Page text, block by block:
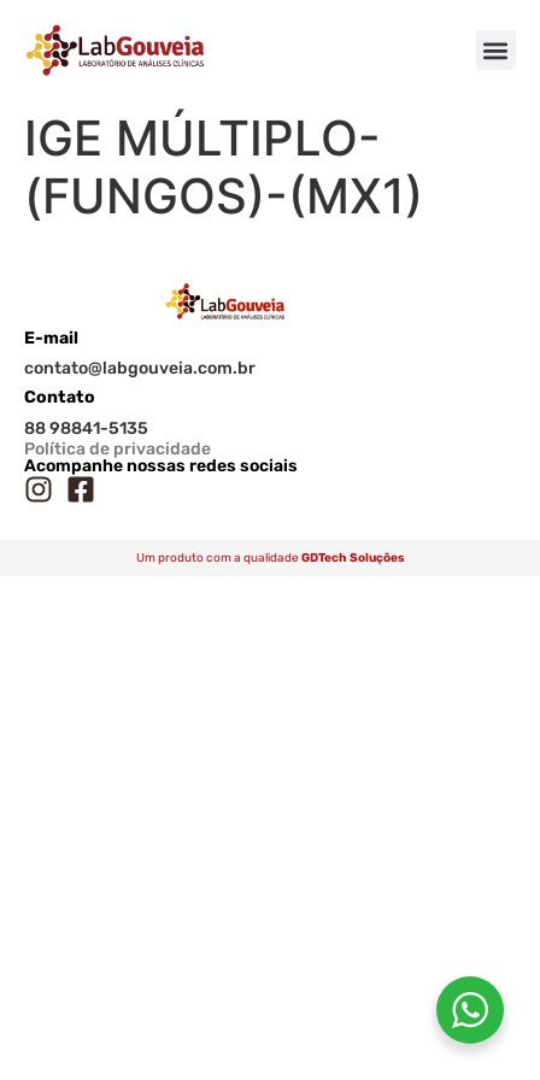
IGE MÚLTIPLO-
(FUNGOS)-(MX1)
E-mail
contato@labgouveia.com.br
Contato
88 98841-5135
Política de privacidade
Acompanhe nossas redes sociais
Um produto com a qualidade GDTech Soluções